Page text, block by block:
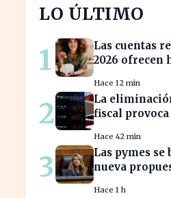
LO ÚLTIMO
1
Las cuentas
2026 ofrecen
Hace 12 min
2
La
fiscal
carburante
Hace 42 min
3
Las pymes se
nueva
Hace 1 h